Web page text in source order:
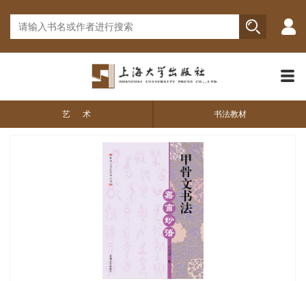
艺 术 书法教材